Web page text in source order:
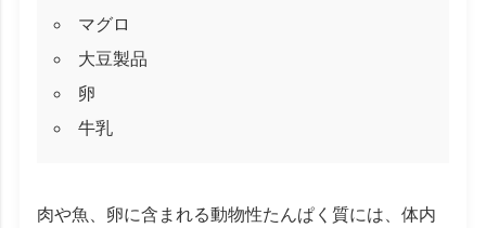
マグロ
大豆製品
卵
牛乳
肉や魚、卵に含まれる動物性たんぱく質には、体内